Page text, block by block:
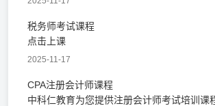
税务师考试课程
点击上课
2025-11-17
CPA注册会计师课程
中科仁教育为您提供注册会计师考试培训课